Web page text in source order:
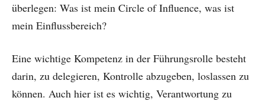
überlegen: Was ist mein Circle of Influence, was ist
mein Einflussbereich?
Eine wichtige Kompetenz in der Führungsrolle besteht
darin, zu delegieren, Kontrolle abzugeben, loslassen zu
können. Auch hier ist es wichtig, Verantwortung zu